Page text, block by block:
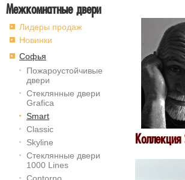
Межкомнатные двери
Лидеры продаж
Новинки
Софья
Пожароустойчивые
двери
Стеклянные двери
Grafica
Smart
Classic
Skyline
Стеклянные двери
1000 Lines